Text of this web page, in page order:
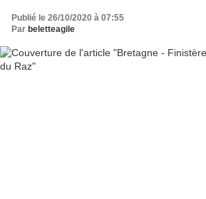
Publié le 26/10/2020 à 07:55
Par beletteagile